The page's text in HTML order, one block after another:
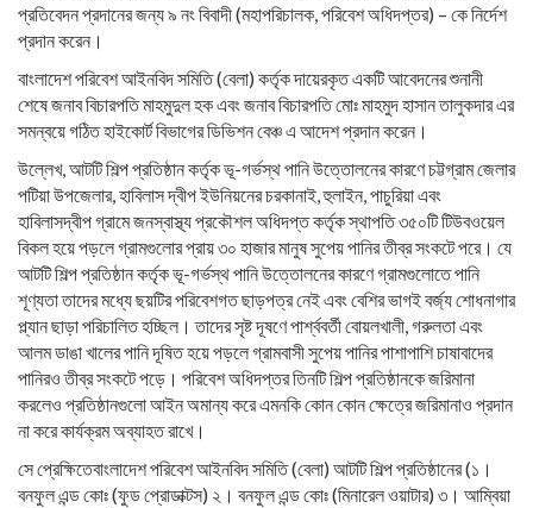
প্রতিবেদন প্রদানের জন্য ৯ নং বিবাদী (মহাপরিচালক, পরিবেশ অধিদপ্তর) – কে নির্দেশ
প্রদান করেন।
বাংলাদেশ পরিবেশ আইনবিদ সমিতি (বেলা) কর্তৃক দায়েরকৃত একটি আবেদনের শুনানী
শেষে জনাব বিচারপতি মাহমুদুল হক এবং জনাব বিচারপতি মোঃ মাহমুদ হাসান তালুকদার এর
সমন্বয়ে গঠিত হাইকোর্ট বিভাগের ডিভিশন বেঞ্চ এ আদেশ প্রদান করেন।
উল্লেখ, আটটি শিল্প প্রতিষ্ঠান কর্তৃক ভূ-গর্ভস্থ পানি উত্তোলনের কারণে চট্টগ্রাম জেলার
পটিয়া উপজেলার, হাবিলাস দ্বীপ ইউনিয়নের চরকানাই, হুলাইন, পাচুরিয়া এবং
হাবিলাসদ্বীপ গ্রামে জনস্বাস্থ্য প্রকৌশল অধিদপ্ত কর্তৃক স্থাপতি ৩৫০টি টিউবওয়েল
বিকল হয়ে পড়লে গ্রামগুলোর প্রায় ৩০ হাজার মানুষ সুপেয় পানির তীব্র সংকটে পরে। যে
আটটি শিল্প প্রতিষ্ঠান কর্তৃক ভূ-গর্ভস্থ পানি উত্তোলনের কারণে গ্রামগুলোতে পানি
শূণ্যতা তাদের মধ্যে ছয়টির পরিবেশগত ছাড়পত্র নেই এবং বেশির ভাগই বর্জ্য শোধনাগার
প্ল্যান ছাড়া পরিচালিত হচ্ছিল। তাদের সৃষ্ট দূষণে পার্শ্ববর্তী বোয়লখালী, গরুলতা এবং
আলম ডাঙা খালের পানি দূষিত হয়ে পড়লে গ্রামবাসী সুপেয় পানির পাশাপাশি চাষাবাদের
পানিরও তীব্র সংকটে পড়ে। পরিবেশ অধিদপ্তর তিনটি শিল্প প্রতিষ্ঠানকে জরিমানা
করলেও প্রতিষ্ঠানগুলো আইন অমান্য করে এমনকি কোন কোন ক্ষেত্রে জরিমানাও প্রদান
না করে কার্যক্রম অব্যাহত রাখে।
সে প্রেক্ষিতেবাংলাদেশ পরিবেশ আইনবিদ সমিতি (বেলা) আটটি শিল্প প্রতিষ্ঠানের (১।
বনফুল এন্ড কোঃ (ফুড প্রোডাক্টস) ২। বনফুল এন্ড কোঃ (মিনারেল ওয়াটার) ৩। আম্বিয়া